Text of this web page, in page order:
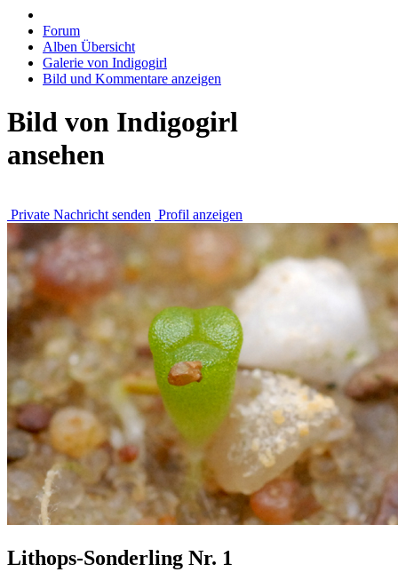
Forum
Alben Übersicht
Galerie von Indigogirl
Bild und Kommentare anzeigen
Bild von Indigogirl
ansehen
Private Nachricht senden Profil anzeigen
Lithops-Sonderling Nr. 1